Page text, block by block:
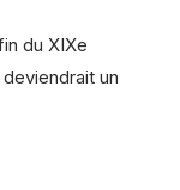
du XIXe
un